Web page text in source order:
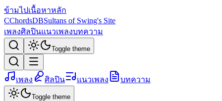
ข้ามไปเนื้อหาหลัก
CChordsDBSultans of Swing's Site
เพลงศิลปินแนวเพลงบทความ
Toggle theme
เพลง ศิลปิน แนวเพลง บทความ
Toggle theme